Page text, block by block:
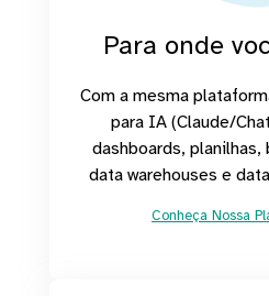
Para onde
Com a mesma
para IA (Claude/
dashboards, planilhas,
data warehouses e
Conheça Nossa